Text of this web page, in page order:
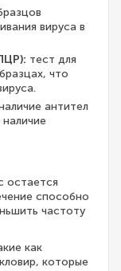
вируса в
тест для
что
антител
остается
способно
частоту
как
которые